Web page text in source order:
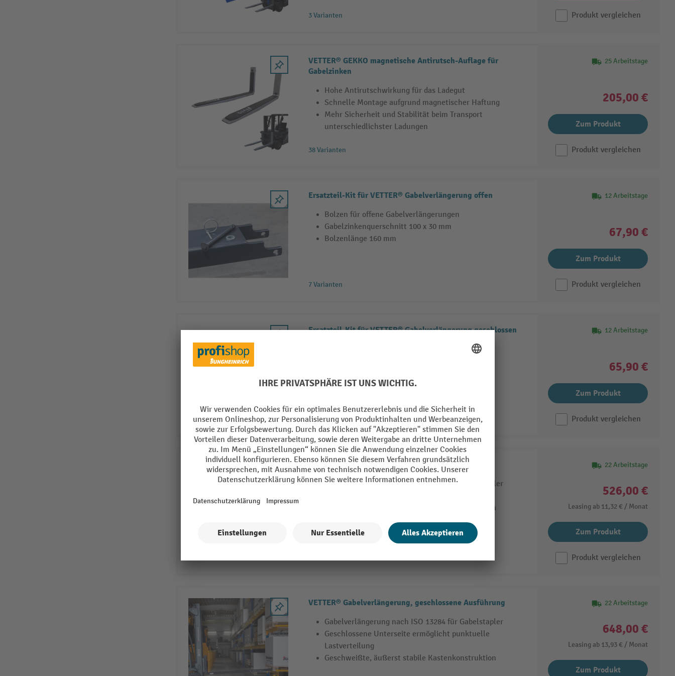
3 Varianten Produkt vergleichen
VETTER® GEKKO magnetische Antirutsch-Auflage für
Gabelzinken
Hohe Antirutschwirkung für das Ladegut
Schnelle Montage aufgrund magnetischer Haftung
Mehr Sicherheit und Stabilität beim Transport
unterschiedlichster Ladungen
38 Varianten
25 Arbeitstage
205,00 €
Zum Produkt
Produkt vergleichen
Ersatzteil-Kit für VETTER® Gabelverlängerung offen
Bolzen für offene Gabelverlängerungen
Gabelzinkenquerschnitt 100 x 30 mm
Bolzenlänge 160 mm
7 Varianten
12 Arbeitstage
67,90 €
Zum Produkt
Produkt vergleichen
Ersatzteil-Kit für VETTER® Gabelverlängerung geschlossen
Bolzen für geschlossene Gabelverlängerungen
8 Varianten
12 Arbeitstage
65,90 €
Zum Produkt
Produkt vergleichen
VETTER® Gabelverlängerung, offene Ausführung
Gabelverlängerung nach ISO 13284 für Gabelstapler
Geschweißte, äußerst stabile Kastenkonstruktion
22 Arbeitstage
526,00 €
Leasing ab 11,32 € / Monat
Zum Produkt
Produkt vergleichen
VETTER® Gabelverlängerung, geschlossene Ausführung
Gabelverlängerung nach ISO 13284 für Gabelstapler
Geschlossene Unterseite ermöglicht punktuelle
Lastverteilung
Geschweißte, äußerst stabile Kastenkonstruktion
22 Arbeitstage
648,00 €
Leasing ab 13,93 € / Monat
Zum Produkt